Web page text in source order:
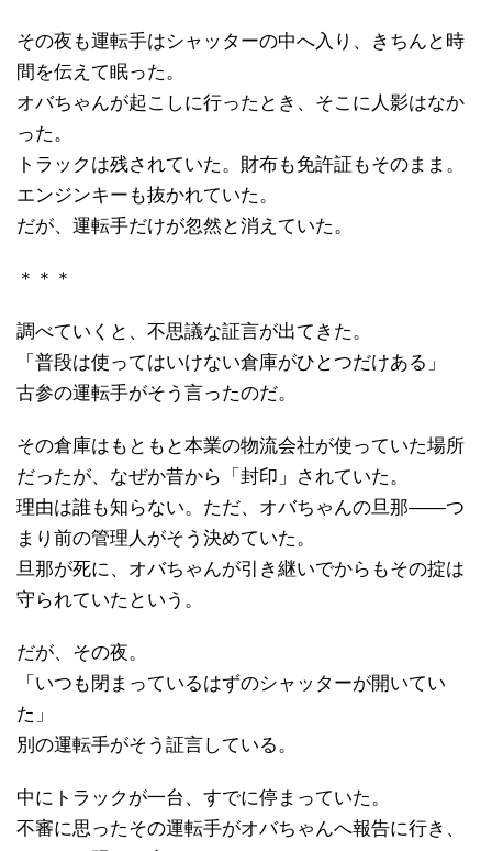
その夜も運転手はシャッターの中へ入り、きちんと時
間を伝えて眠った。
オバちゃんが起こしに行ったとき、そこに人影はなか
った。
トラックは残されていた。財布も免許証もそのまま。
エンジンキーも抜かれていた。
だが、運転手だけが忽然と消えていた。
＊＊＊
調べていくと、不思議な証言が出てきた。
「普段は使ってはいけない倉庫がひとつだけある」
古参の運転手がそう言ったのだ。
その倉庫はもともと本業の物流会社が使っていた場所
だったが、なぜか昔から「封印」されていた。
理由は誰も知らない。ただ、オバちゃんの旦那――つ
まり前の管理人がそう決めていた。
旦那が死に、オバちゃんが引き継いでからもその掟は
守られていたという。
だが、その夜。
「いつも閉まっているはずのシャッターが開いてい
た」
別の運転手がそう証言している。
中にトラックが一台、すでに停まっていた。
不審に思ったその運転手がオバちゃんへ報告に行き、